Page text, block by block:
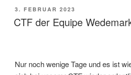
VERÖFFENTLICHT
AM
3. FEBRUAR 2023
CTF der Equipe
Nur noch wenige Tage und es ist